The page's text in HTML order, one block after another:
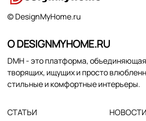
© DesignMyHome.ru
О DESIGNMYHOME.RU
DMH - это платформа,
творящих, ищущих и просто
стильные и комфортные интерьеры.
СТАТЬИ НОВОСТИ